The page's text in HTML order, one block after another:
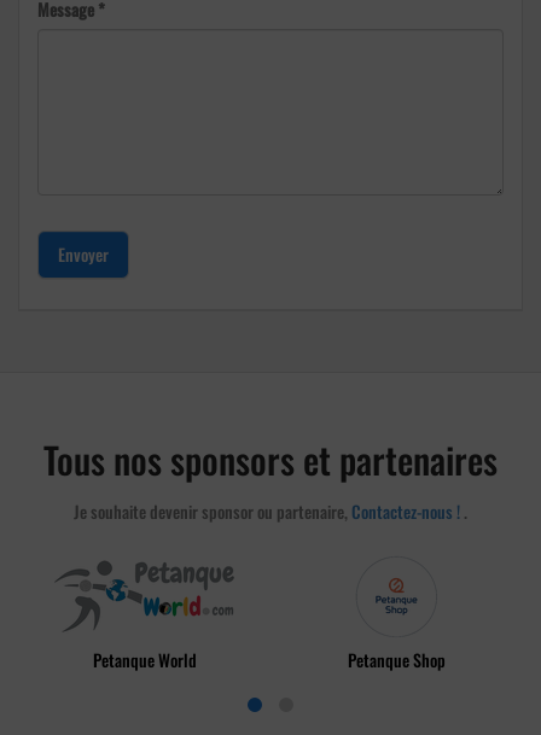
Message *
Envoyer
Tous nos sponsors et partenaires
Je souhaite devenir sponsor ou partenaire, Contactez-nous !.
Petanque Shop App Bouliste+